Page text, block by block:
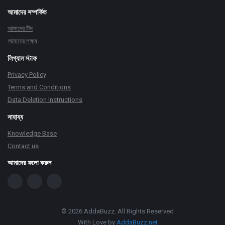
আমাদের সম্পর্কিত
আমাদের টিম
আমাদের লক্ষ্য
লিগ্যাল স্টাফ
Privacy Policy
Terms and Conditions
Data Deletion Instructions
সাহায্য
Knowledge Base
Contact us
আমাদের ফলো করুন
© 2026 AddaBuzz. All Rights Reserved
With Love by AddaBuzz.net